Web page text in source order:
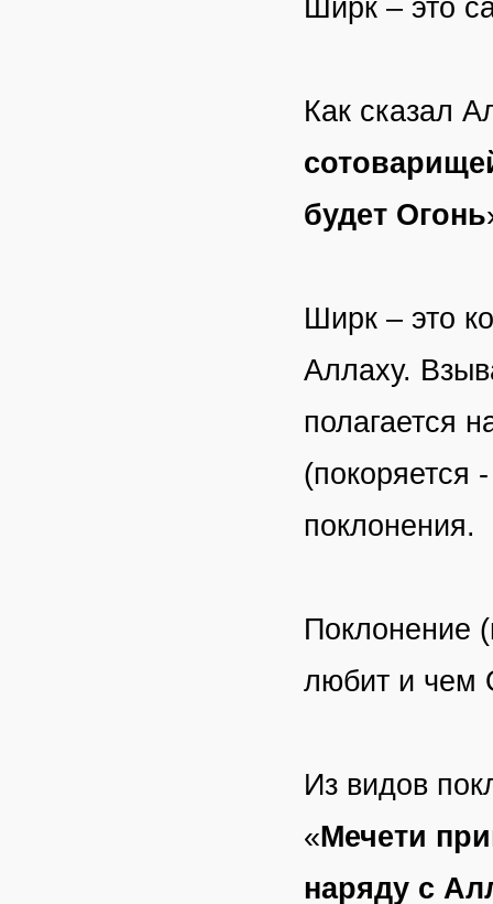
Ширк – это
Как сказал
будет Огонь
Ширк – это
Аллаху.
полагается
(покоряется
поклонения.
Поклонение
любит и чем
Из видов
«Мечети
наряду с